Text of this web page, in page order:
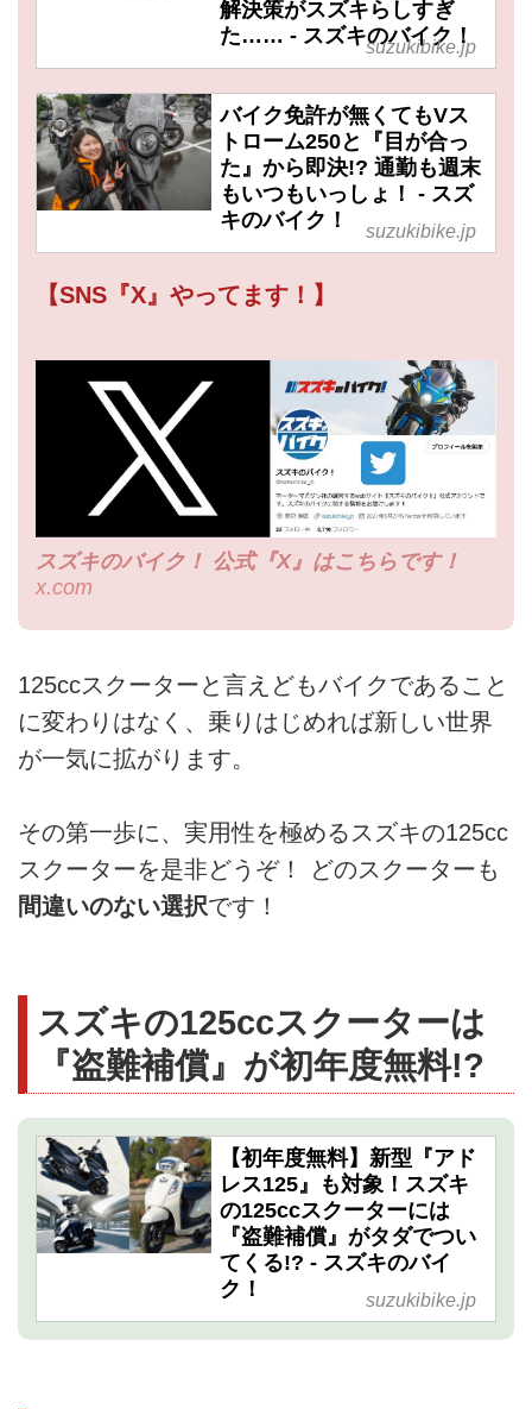
解決策がスズキらしすぎ
た…… - スズキのバイク！
suzukibike.jp
バイク免許が無くてもVス
トローム250と『目が合っ
た』から即決!? 通勤も週末
もいつもいっしょ！ - スズ
キのバイク！
suzukibike.jp
【SNS『X』やってます！】
スズキのバイク！ 公式『X』はこちらです！
x.com
125ccスクーターと言えどもバイクであること
に変わりはなく、乗りはじめれば新しい世界
が一気に拡がります。
その第一歩に、実用性を極めるスズキの125cc
スクーターを是非どうぞ！ どのスクーターも
間違いのない選択です！
スズキの125ccスクーターは
『盗難補償』が初年度無料!?
【初年度無料】新型『アド
レス125』も対象！スズキ
の125ccスクーターには
『盗難補償』がタダでつい
てくる!? - スズキのバイ
ク！
suzukibike.jp